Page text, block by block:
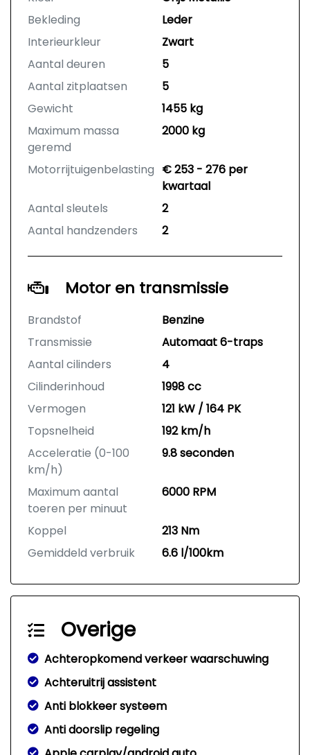
Bekleding
Leder
Interieurkleur
Zwart
Aantal deuren
5
Aantal zitplaatsen
5
Gewicht
1455 kg
Maximum massa
geremd
2000 kg
Motorrijtuigenbelasting € 253 - 276 per
kwartaal
Aantal sleutels
2
Aantal handzenders
2
Motor en transmissie
Brandstof
Benzine
Transmissie
Automaat 6-traps
Aantal cilinders
4
Cilinderinhoud
1998 cc
Vermogen
121 kW / 164 PK
Topsnelheid
192 km/h
Acceleratie (0-100
km/h)
9.8 seconden
Maximum aantal
toeren per minuut
6000 RPM
Koppel
213 Nm
Gemiddeld verbruik
6.6 l/100km
Overige
Achteropkomend verkeer waarschuwing
Achteruitrij assistent
Anti blokkeer systeem
Anti doorslip regeling